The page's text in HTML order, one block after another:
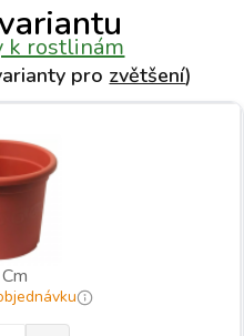
k rostlinám
pro zvětšení)